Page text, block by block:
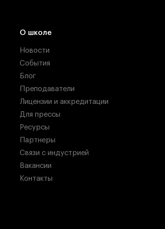
О школе
Новости
События
Блог
Преподаватели
Лицензии и аккредитации
Для прессы
Ресурсы
Партнеры
Связи с индустрией
Вакансии
Контакты